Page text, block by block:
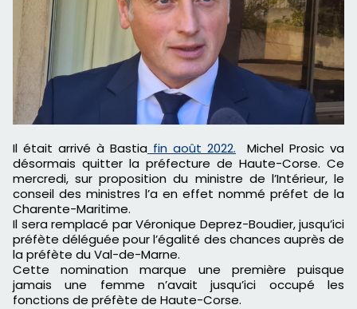
Il était arrivé à Bastia fin août 2022. Michel Prosic va
désormais quitter la préfecture de Haute-Corse. Ce
mercredi, sur proposition du ministre de l’Intérieur, le
conseil des ministres l’a en effet nommé préfet de la
Charente-Maritime.
Il sera remplacé parVéronique Deprez-Boudier, jusqu’ici
préfète déléguée pour l’égalité des chances auprès de
la préfète du Val-de-Marne.
Cette nomination marque une première puisque
jamais une femme n’avait jusqu’ici occupé les
fonctions de préfète de Haute-Corse.